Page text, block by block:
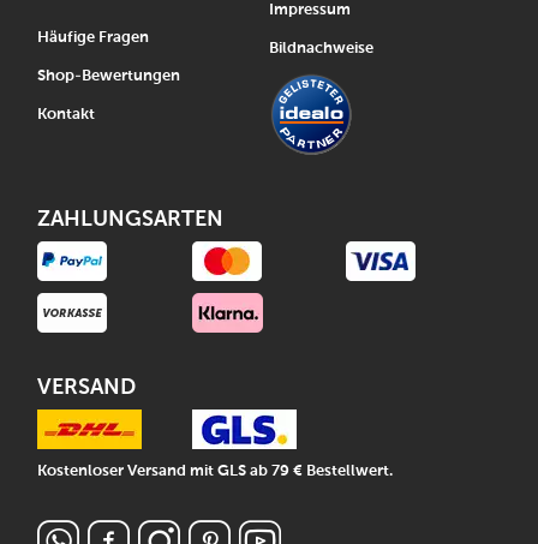
Häufige Fragen
Shop-Bewertungen
Kontakt
Impressum
Bildnachweise
ZAHLUNGSARTEN
VERSAND
Kostenloser Versand mit GLS ab 79 € Bestellwert.